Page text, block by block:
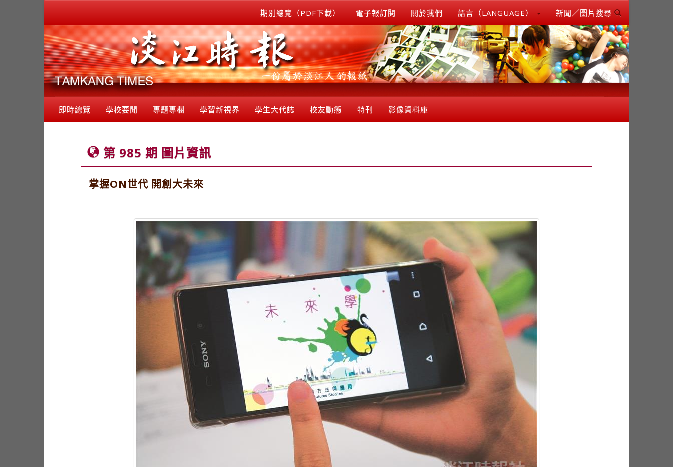
期別總覽（PDF下載） 電子報訂閱 關於我們 語言（LANGUAGE） 新聞／圖片搜尋
即時總覽 學校要聞 專題專欄 學習新視界 學生大代誌 校友動態 特刊 影像資料庫
第 985 期 圖片資訊
掌握ON世代 開創大未來